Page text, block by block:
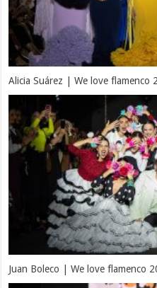
Alicia Suárez | We love flamenco
Juan Boleco | We love flamenco